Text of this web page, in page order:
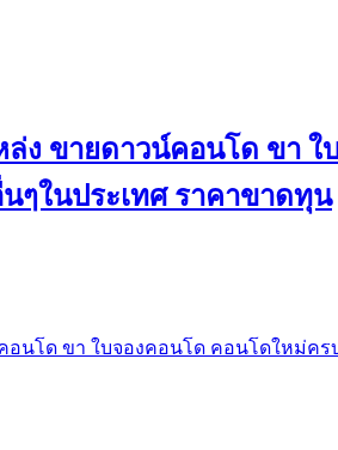
ล่ง ขายดาวน์คอนโด ขา
ๆในประเทศ ราคาขาดทุน
อนโด ขา ใบจองคอนโด คอนโดใหม่ค